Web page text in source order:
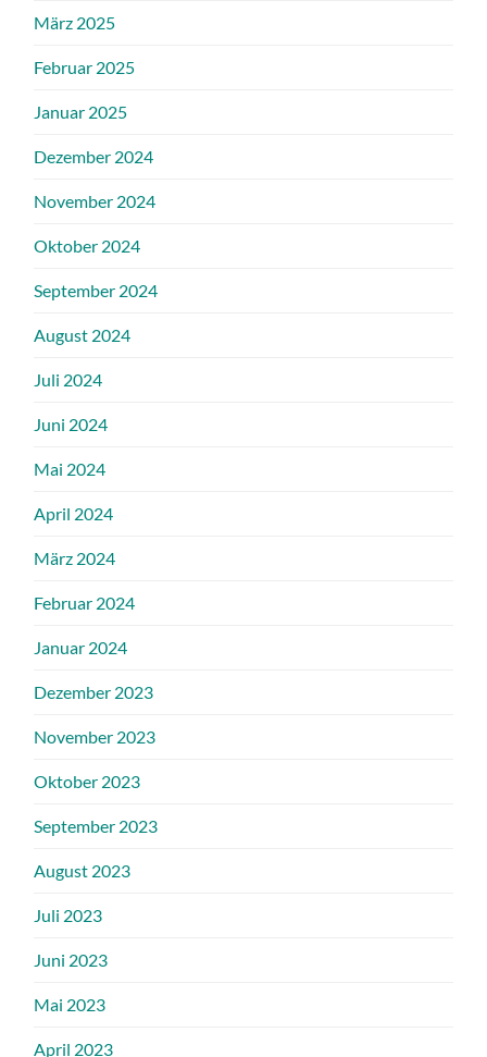
März 2025
Februar 2025
Januar 2025
Dezember 2024
November 2024
Oktober 2024
September 2024
August 2024
Juli 2024
Juni 2024
Mai 2024
April 2024
März 2024
Februar 2024
Januar 2024
Dezember 2023
November 2023
Oktober 2023
September 2023
August 2023
Juli 2023
Juni 2023
Mai 2023
April 2023